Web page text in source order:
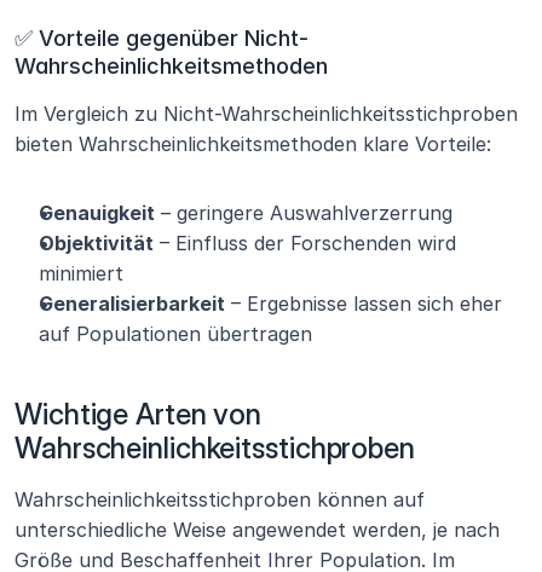
✅ Vorteile gegenüber Nicht-
Wahrscheinlichkeitsmethoden
Im Vergleich zu Nicht-Wahrscheinlichkeitsstichproben
bieten Wahrscheinlichkeitsmethoden klare Vorteile:
Genauigkeit – geringere Auswahlverzerrung
Objektivität – Einfluss der Forschenden wird
minimiert
Generalisierbarkeit – Ergebnisse lassen sich eher
auf Populationen übertragen
Wichtige Arten von
Wahrscheinlichkeitsstichproben
Wahrscheinlichkeitsstichproben können auf
unterschiedliche Weise angewendet werden, je nach
Größe und Beschaffenheit Ihrer Population. Im